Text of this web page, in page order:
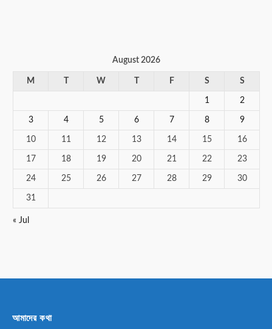
August 2026
M T W T F S S
1 2
3 4 5 6 7 8 9
10 11 12 13 14 15 16
17 18 19 20 21 22 23
24 25 26 27 28 29 30
31
« Jul
আমাদের কথা